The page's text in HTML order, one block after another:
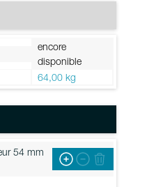
encore
disponible
64,00 kg
54 mm